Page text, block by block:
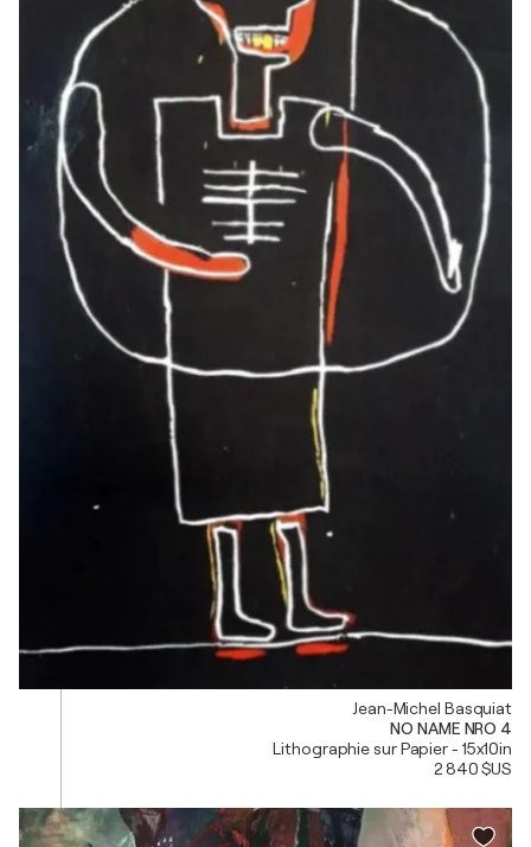
Jean-Michel Basquiat
NO NAME NRO 4
Lithographie sur Papier - 15x10in
2 840 $US